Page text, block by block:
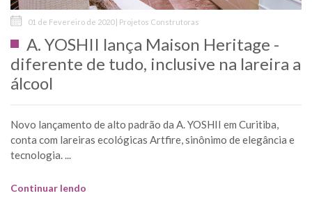
01 de Fevereiro de 2020 | Projetos Construtoras
A. YOSHII lança Maison Heritage -
diferente de tudo, inclusive na lareira a
álcool
Novo lançamento de alto padrão da A. YOSHII em Curitiba,
conta com lareiras ecológicas Artfire, sinônimo de elegância e
tecnologia. ...
Continuar lendo